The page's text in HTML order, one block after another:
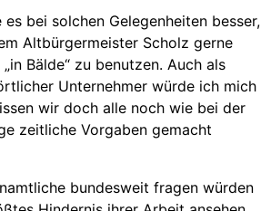
bei solchen Gelegenheiten besser,
Altbürgermeister Scholz gerne
Bälde“ zu benutzen. Auch als
Unternehmer würde ich mich
wir doch alle noch wie bei der
zeitliche Vorgaben gemacht
bundesweit fragen würden